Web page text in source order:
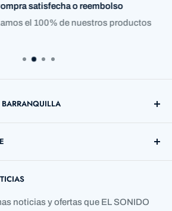
satisfecha o reembolso
el 100% de nuestros productos
noticias y ofertas que EL SONIDO